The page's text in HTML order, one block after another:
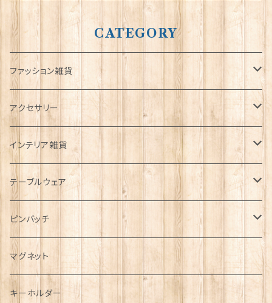
CATEGORY
ファッション雑貨
タータンネクタイ
帽子
キャップ
ハンチング帽
キャスケット
ディアストーカー
Tシャツ
マフラー
タータン【Bronte by Moon】
タータン【Glencroft】
サッシュ
スカーフ
アクセサリー
ORTAK
ブローチ
ペンダント
チャーム
その他のアクセサリー
インテリア雑貨
インテリア置物
ラブスプーン
ラブスプーン【SION LLEWELLYN】
ラブスプーン【PAUL CURTIS】
ファブリック
テーブルウェア
ティータオル
ペーパーナプキン
ティーコジー
ピンバッチ
ジェネラルデザイン
乗り物
ミリタリー
マグネット
キーホルダー